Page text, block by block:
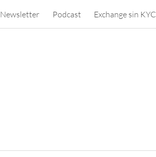
Newsletter Podcast Exchange sin KYC